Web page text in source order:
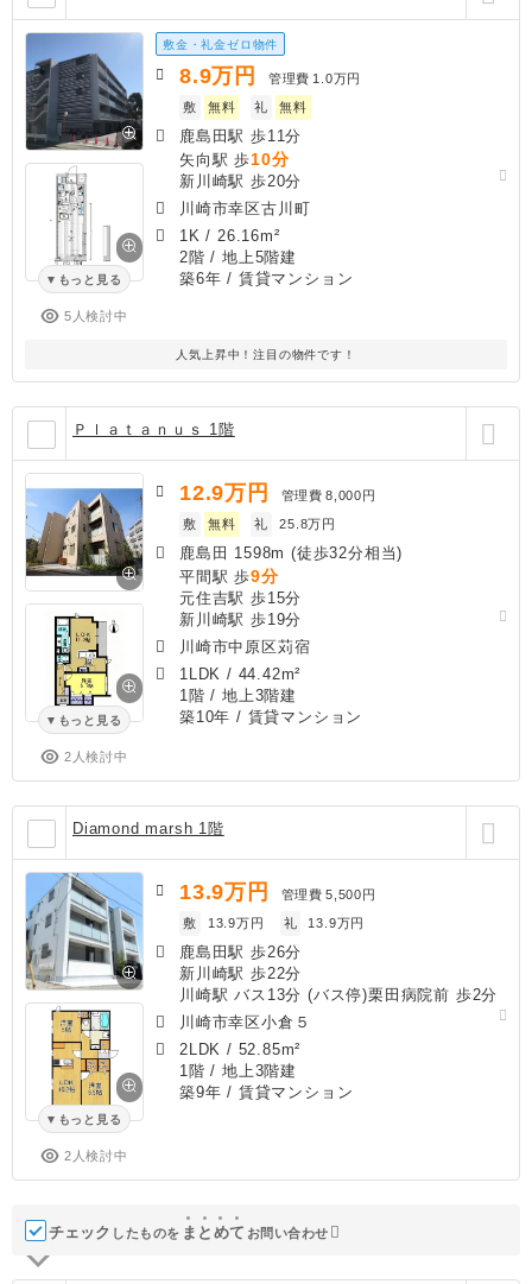
もっと見る
5人検討中
敷金・礼金ゼロ物件
8.9万円 管理費 1.0万円
敷
無料 礼 無料
鹿島田駅 歩11分
矢向駅 歩10分
新川崎駅 歩20分
川崎市幸区古川町
1K / 26.16m²
2階 / 地上5階建
築6年 / 賃貸マンション
人気上昇中！注目の物件です！
Ｐｌａｔａｎｕｓ 1階
もっと見る
2人検討中
12.9万円 管理費 8,000円
敷
無料 礼 25.8万円
鹿島田 1598m (徒歩32分相当)
平間駅 歩9分
元住吉駅 歩15分
新川崎駅 歩19分
川崎市中原区苅宿
1LDK / 44.42m²
1階 / 地上3階建
築10年 / 賃貸マンション
Diamond marsh 1階
もっと見る
2人検討中
13.9万円 管理費 5,500円
敷
13.9万円 礼 13.9万円
鹿島田駅 歩26分
新川崎駅 歩22分
川崎駅 バス13分 (バス停)栗田病院前 歩2分
川崎市幸区小倉５
2LDK / 52.85m²
1階 / 地上3階建
築9年 / 賃貸マンション
チェック したものを ま と めて お問い合わせ